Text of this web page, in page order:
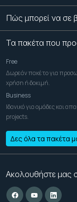
Πώς μπορεί να σε
Τα πακέτα που
Free
Δωρεάν πακέτο για
χρήση ή δοκιμή.
Business
Ιδανικό για ομάδες και
projects.
Δες όλα τα πακέτα
Ακολουθήστε μας